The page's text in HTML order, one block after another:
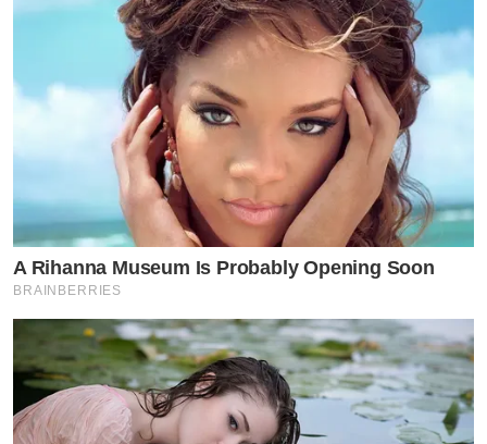
A Rihanna Museum Is Probably Opening Soon
BRAINBERRIES